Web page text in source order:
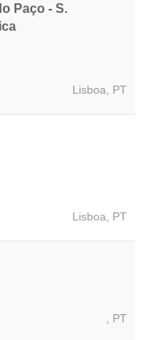
Paço - S.
Lisboa, PT
Lisboa, PT
, PT